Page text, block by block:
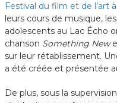
Festival du film et de l’art
leurs cours de musique,
adolescents au Lac Écho
chanson Something New
sur leur rétablissement.
a été créée et présentée
De plus, sous la